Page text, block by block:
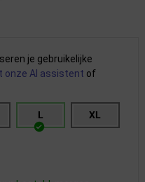
je gebruikelijke
onze AI assistent of
L XL